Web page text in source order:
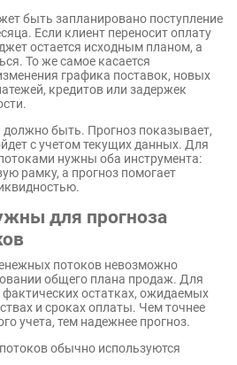
быть запланировано поступление
Если клиент переносит оплату
остается исходным планом, а
То же самое касается
графика поставок, новых
кредитов или задержек
быть. Прогноз показывает,
с учетом текущих данных. Для
нужны оба инструмента:
рамку, а прогноз помогает
для прогноза
потоков невозможно
общего плана продаж. Для
остатках, ожидаемых
и сроках оплаты. Чем точнее
учета, тем надежнее прогноз.
обычно используются